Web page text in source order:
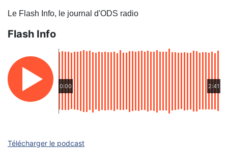
Le Flash Info, le journal d'ODS radio
Flash Info
0:00 2:41
Télécharger le podcast